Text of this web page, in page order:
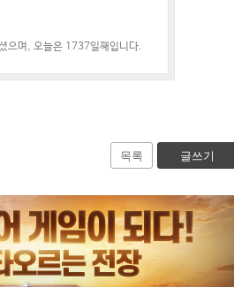
며, 오늘은 1737일째입니다.
목록 글쓰기